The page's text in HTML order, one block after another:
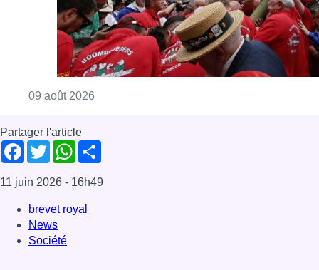
09 août 2026
Partager l'article
Facebook
TwitterWhatsApp
11 juin 2026 - 16h49
brevet royal
News
Société